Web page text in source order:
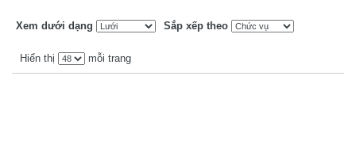
Xem dưới dạng Sắp xếp theo
Hiển thị mỗi trang